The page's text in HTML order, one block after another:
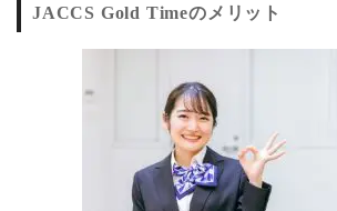
JACCS Gold Timeのメリット